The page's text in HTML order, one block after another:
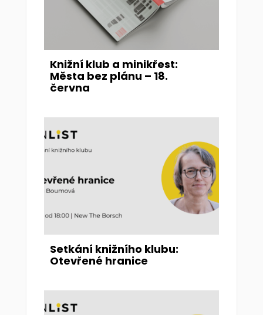
Knižní klub a minikřest:
Města bez plánu – 18.
června
Setkání knižního klubu:
Otevřené hranice